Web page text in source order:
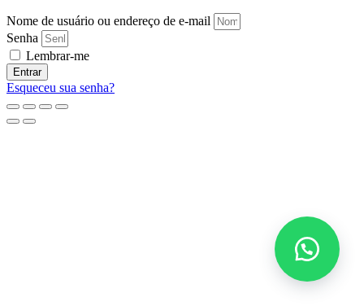
Nome de usuário ou endereço de e-mail
Senha
Lembrar-me
Entrar
Esqueceu sua senha?